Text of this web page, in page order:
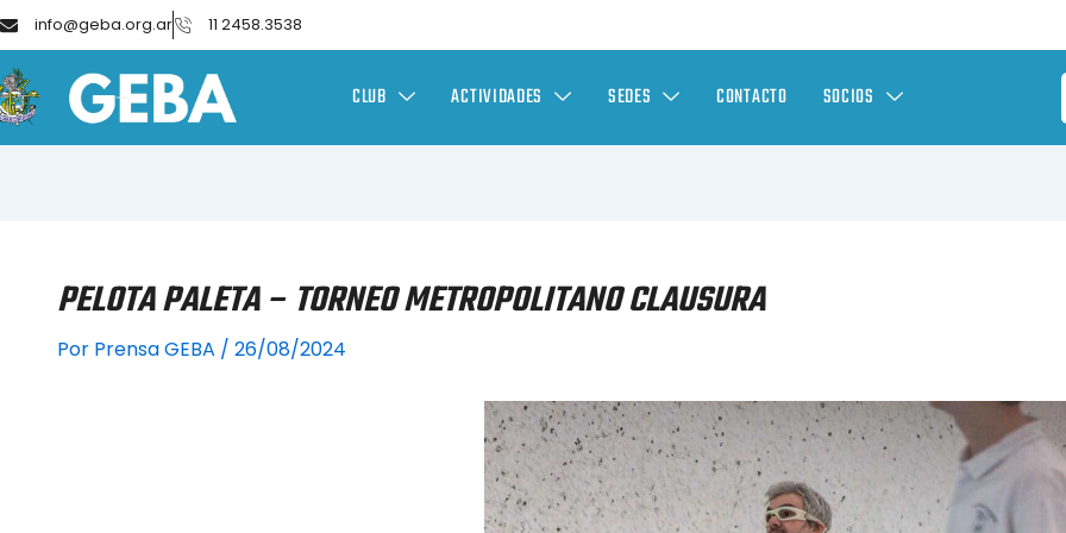
info@geba.org.ar 11 2458.3538
CLUB ACTIVIDADES SEDES CONTACTO SOCIOS
PELOTA PALETA – TORNEO METROPOLITANO CLAUSURA
Por Prensa GEBA / 26/08/2024